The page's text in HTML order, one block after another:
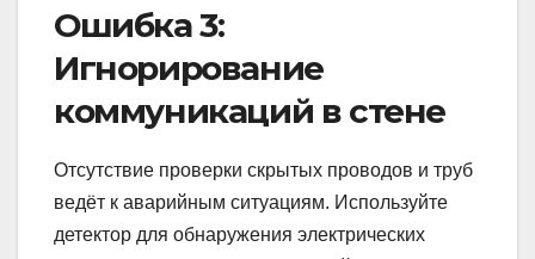
Ошибка 3:
Игнорирование
коммуникаций в стене
Отсутствие проверки скрытых проводов и труб
ведёт к аварийным ситуациям. Используйте
детектор для обнаружения электрических